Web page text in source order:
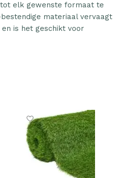
tot elk gewenste formaat te
materiaal vervaagt
is het geschikt voor